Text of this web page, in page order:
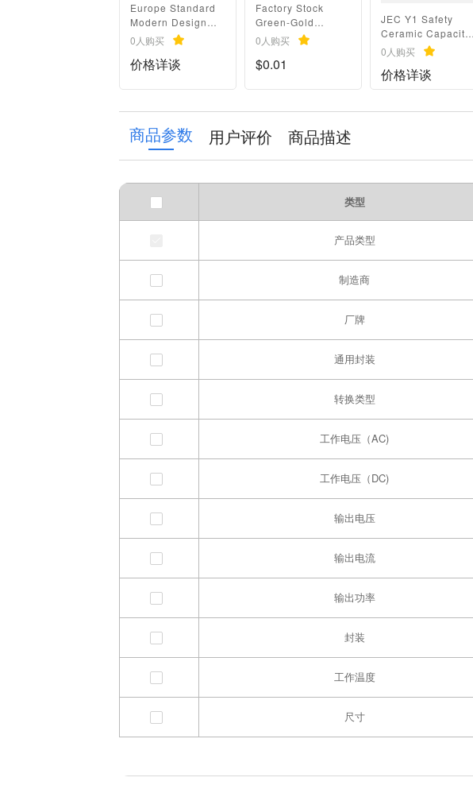
Europe Standard
Modern Design
270UF 2.5V
Through Hole
Aluminum Surface
ESR 8m JEC
0人购买
价格详谈
Factory Stock
Green-Gold
Through-Hole
Capacitor 16V
220UF High
ESR Electrolytic
Capacitor
0人购买
$0.01
JEC Y1 Safety
Ceramic Capacitor
1000pf 400V 20%
Tolerance Through
Hole Package -40
to +125 Operating
0人购买
价格详谈
商品参数 用户评价 商品描述
类型
产品类型
制造商
厂牌
通用封装
转换类型
工作电压（AC)
工作电压（DC)
输出电压
输出电流
输出功率
封装
工作温度
尺寸